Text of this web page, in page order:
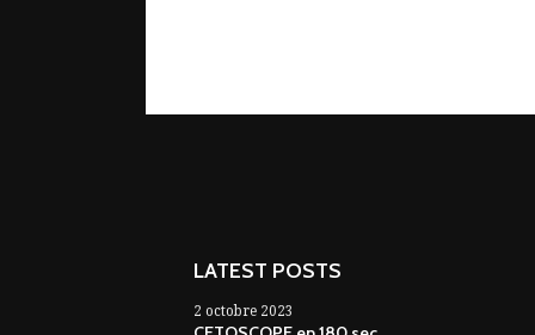
LATEST POSTS
2 octobre 2023